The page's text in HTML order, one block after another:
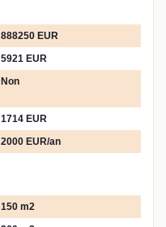
888250 EUR
5921 EUR
Non
1714 EUR
2000 EUR/an
150 m2